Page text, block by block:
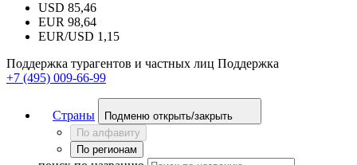
USD 85,46
EUR 98,64
EUR/USD 1,15
Поддержка турагентов и частных лиц Поддержка
+7 (495) 009-66-99
Страны
Подменю открыть/закрыть
По алфавиту
По регионам